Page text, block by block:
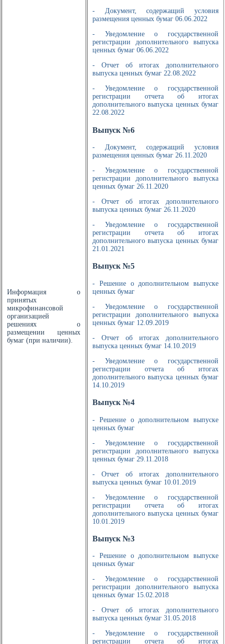
Информация о
принятых
микрофинансовой
организацией
решениях о
размещении ценных
бумаг (при наличии).
- Документ, содержащий условия
размещения ценных бумаг 06.06.2022
- Уведомление о государственной
регистрации дополнительного выпуска
ценных бумаг 06.06.2022
- Отчет об итогах дополнительного
выпуска ценных бумаг 22.08.2022
- Уведомление о государственной
регистрации отчета об итогах
дополнительного выпуска ценных бумаг
22.08.2022
Выпуск №6
- Документ, содержащий условия
размещения ценных бумаг 26.11.2020
- Уведомление о государственной
регистрации дополнительного выпуска
ценных бумаг 26.11.2020
- Отчет об итогах дополнительного
выпуска ценных бумаг 26.11.2020
- Уведомление о государственной
регистрации отчета об итогах
дополнительного выпуска ценных бумаг
21.01.2021
Выпуск №5
- Решение о дополнительном выпуске
ценных бумаг
- Уведомление о государственной
регистрации дополнительного выпуска
ценных бумаг 12.09.2019
- Отчет об итогах дополнительного
выпуска ценных бумаг 14.10.2019
- Уведомление о государственной
регистрации отчета об итогах
дополнительного выпуска ценных бумаг
14.10.2019
Выпуск №4
- Решение о дополнительном выпуске
ценных бумаг
- Уведомление о государственной
регистрации дополнительного выпуска
ценных бумаг 29.11.2018
- Отчет об итогах дополнительного
выпуска ценных бумаг 10.01.2019
- Уведомление о государственной
регистрации отчета об итогах
дополнительного выпуска ценных бумаг
10.01.2019
Выпуск №3
- Решение о дополнительном выпуске
ценных бумаг
- Уведомление о государственной
регистрации дополнительного выпуска
ценных бумаг 15.02.2018
- Отчет об итогах дополнительного
выпуска ценных бумаг 31.05.2018
- Уведомление о государственной
регистрации отчета об итогах